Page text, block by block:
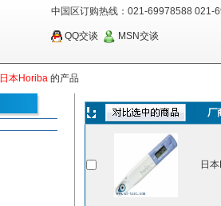
中国区订购热线：021-69978588 021-
QQ交谈 MSN交谈
日本Horiba 的产品
厂
日